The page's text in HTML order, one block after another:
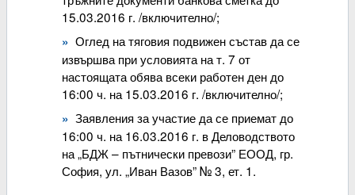
15.03.2016 г. /включително/;
Оглед на тяговия подвижен състав да се
извършва при условията на т. 7 от
настоящата обява всеки работен ден до
16:00 ч. на 15.03.2016 г. /включително/;
Заявления за участие да се приемат до
16:00 ч. на 16.03.2016 г. в Деловодството
на „БДЖ – пътнически превози” ЕООД, гр.
София, ул. „Иван Вазов” № 3, ет. 1.